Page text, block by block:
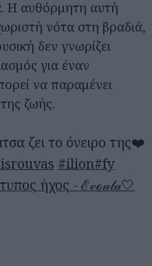
Η αυθόρμητη αυτή
νότα στη βραδιά,
δεν γνωρίζει
για έναν
να παραμένει
ζωής.
ζει το όνειρο της❤️
#ilion#fy
ήχος - ℰ𝓋ℴ𝓊𝓁𝒶🤍